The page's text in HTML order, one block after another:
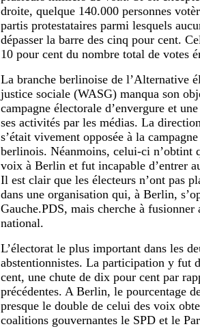
droite, quelque 140.000 personnes
partis protestataires parmi lesquels
dépasser la barre des cinq pour cent.
10 pour cent du nombre total de votes
La branche berlinoise de l’Alternative
justice sociale (WASG) manqua son
campagne électorale d’envergure et
ses activités par les médias. La
s’était vivement opposée à la
berlinois. Néanmoins, celui-ci n’obtint
voix à Berlin et fut incapable d’entrer
Il est clair que les électeurs n’ont pas
dans une organisation qui, à Berlin,
Gauche.PDS, mais cherche à
national.
L’électorat le plus important dans les
abstentionnistes. La participation y fut
cent, une chute de dix pour cent par
précédentes. A Berlin, le pourcentage
presque le double de celui des voix
coalitions gouvernantes le SPD et le